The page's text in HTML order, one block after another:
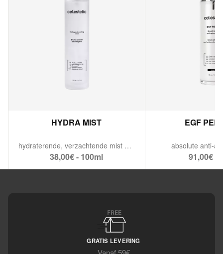
HYDRA MIST
hydraterende, verzachtende mist & collageen-booster.
38,00€ - 100ml
EGF
absolute anti-
91,00€ -
GRATIS LEVERING